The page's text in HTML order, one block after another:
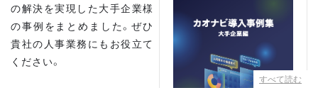
すべて読む
の解決を実現した大手企業様
の事例をまとめました。ぜひ
貴社の人事業務にもお役立て
ください。